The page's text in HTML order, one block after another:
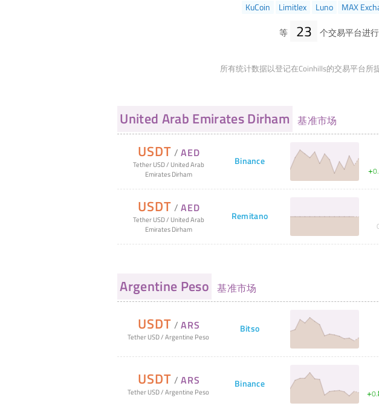
KuCoin
Limitlex Luno MAX
等
23 个交易平台进
所有统计数据以登记在Coinhills的交易平台所
United Arab Emirates Dirham 基准市场
USDT /AED
Tether USD/ United Arab
Emirates Dirham
Binance
+0.
USDT /AED
Tether USD/ United Arab
Emirates Dirham
Remitano
Argentine Peso 基准市场
USDT /ARS
Tether USD/Argentine Peso
Bitso
USDT /ARS
Tether USD/Argentine Peso
Binance
+0.